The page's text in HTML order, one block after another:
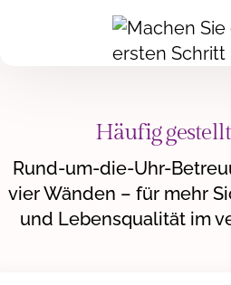
Häufig
Rund-um-die-Uhr-
vier Wänden – für mehr
und Lebensqualität im